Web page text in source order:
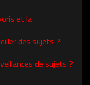
et la
des sujets ?
de sujets ?